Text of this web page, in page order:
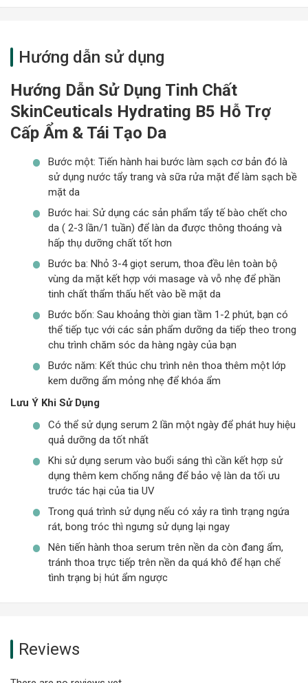
Hướng dẫn sử dụng
Hướng Dẫn Sử Dụng Tinh Chất
SkinCeuticals Hydrating B5 Hỗ Trợ
Cấp Ẩm & Tái Tạo Da
Bước một: Tiến hành hai bước làm sạch cơ bản đó là
sử dụng nước tẩy trang và sữa rửa mặt để làm sạch bề
mặt da
Bước hai: Sử dụng các sản phẩm tẩy tế bào chết cho
da ( 2-3 lần/1 tuần) để làn da được thông thoáng và
hấp thụ dưỡng chất tốt hơn
Bước ba: Nhỏ 3-4 giọt serum, thoa đều lên toàn bộ
vùng da mặt kết hợp với masage và vỗ nhẹ để phần
tinh chất thẩm thấu hết vào bề mặt da
Bước bốn: Sau khoảng thời gian tầm 1-2 phút, bạn có
thể tiếp tục với các sản phẩm dưỡng da tiếp theo trong
chu trình chăm sóc da hàng ngày của bạn
Bước năm: Kết thúc chu trình nên thoa thêm một lớp
kem dưỡng ẩm mỏng nhẹ để khóa ẩm
Lưu Ý Khi Sử Dụng
Có thể sử dụng serum 2 lần một ngày để phát huy hiệu
quả dưỡng da tốt nhất
Khi sử dụng serum vào buổi sáng thì cần kết hợp sử
dụng thêm kem chống nắng để bảo vệ làn da tối ưu
trước tác hại của tia UV
Trong quá trình sử dụng nếu có xảy ra tình trạng ngứa
rát, bong tróc thì ngưng sử dụng lại ngay
Nên tiến hành thoa serum trên nền da còn đang ẩm,
tránh thoa trực tiếp trên nền da quá khô để hạn chế
tình trạng bị hút ẩm ngược
Reviews